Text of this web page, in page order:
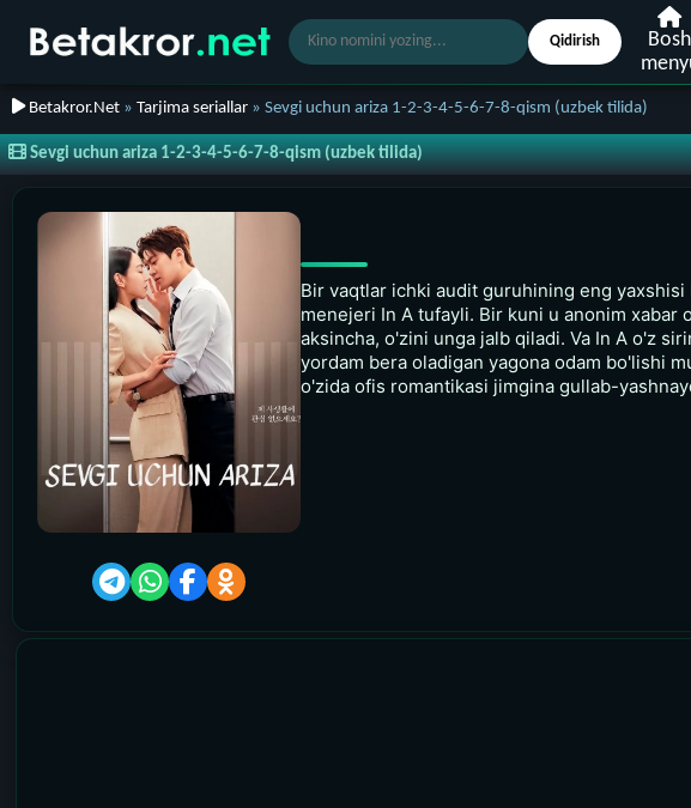
Qidirish
Bosh
Betakror.Net » Tarjima seriallar » Sevgi uchun ariza 1-2-3-4-5-6-7-8-qism (uzbek tilida)
Sevgi uchun ariza 1-2-3-4-5-6-7-8-qism (uzbek tilida)
Bir vaqtlar ichki audit guruhining eng
menejeri In A tufayli. Bir kuni u anonim xabar
aksincha, o'zini unga jalb qiladi. Va In A o'z
yordam bera oladigan yagona odam bo'lishi
o'zida ofis romantikasi jimgina gullab-